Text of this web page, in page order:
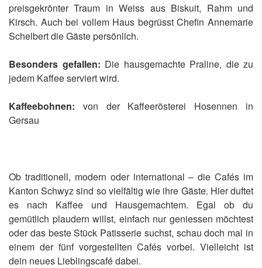
preisgekrönter Traum in Weiss aus Biskuit, Rahm und
Kirsch. Auch bei vollem Haus begrüsst Chefin Annemarie
Schelbert die Gäste persönlich.
Besonders gefallen: Die hausgemachte Praline, die zu
jedem Kaffee serviert wird.
Kaffeebohnen: von der Kaffeerösterei Hosennen in
Gersau
Ob traditionell, modern oder international – die Cafés im
Kanton Schwyz sind so vielfältig wie ihre Gäste. Hier duftet
es nach Kaffee und Hausgemachtem. Egal ob du
gemütlich plaudern willst, einfach nur geniessen möchtest
oder das beste Stück Patisserie suchst, schau doch mal in
einem der fünf vorgestellten Cafés vorbei. Vielleicht ist
dein neues Lieblingscafé dabei.